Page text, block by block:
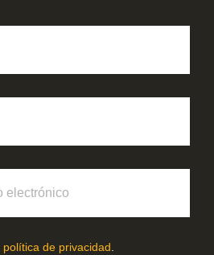
política de privacidad